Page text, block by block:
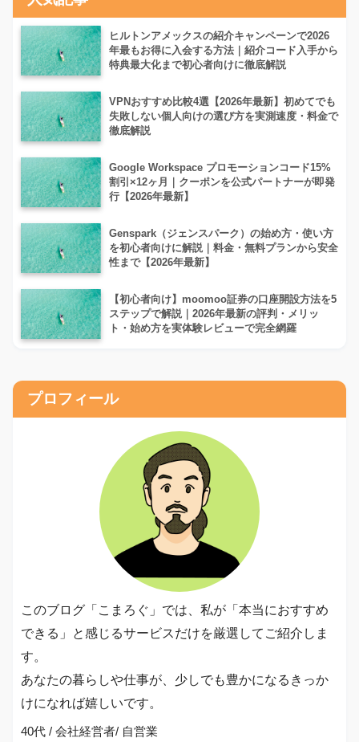
ヒルトンアメックスの紹介キャンペーンで2026
年最もお得に入会する方法｜紹介コード入手から
特典最大化まで初心者向けに徹底解説
VPNおすすめ比較4選【2026年最新】初めてでも
失敗しない個人向けの選び方を実測速度・料金で
徹底解説
Google Workspace プロモーションコード15%
割引×12ヶ月｜クーポンを公式パートナーが即発
行【2026年最新】
Genspark（ジェンスパーク）の始め方・使い方
を初心者向けに解説｜料金・無料プランから安全
性まで【2026年最新】
【初心者向け】moomoo証券の口座開設方法を5
ステップで解説｜2026年最新の評判・メリッ
ト・始め方を実体験レビューで完全網羅
プロフィール
このブログ「こまろぐ」では、私が「本当におすすめ
できる」と感じるサービスだけを厳選してご紹介しま
す。
あなたの暮らしや仕事が、少しでも豊かになるきっか
けになれば嬉しいです。
40代 / 会社経営者/ 自営業